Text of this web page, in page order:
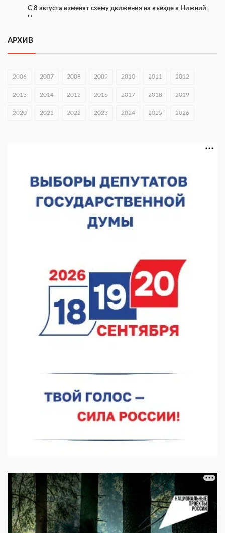
С 8 августа изменят схему движения на въезде в Нижний
Новгород
В Нижегородской области прошло заседание АТК и
07.08.2026 14:54
В Чкаловске спустили на воду «Метеор-120Р»
07.08.2026 14:01
В Нижнем Новгороде отметили 70-летие Дня строителя
07.08.2026 12:04
В Нижегородской области созданы четыре ММЦ
07.08.2026 11:46
АРХИВ
2006 2007 2008 2009 2010 2011 2012
2013 2014 2015 2016 2017 2018 2019
2020 2021 2022 2023 2024 2025 2026